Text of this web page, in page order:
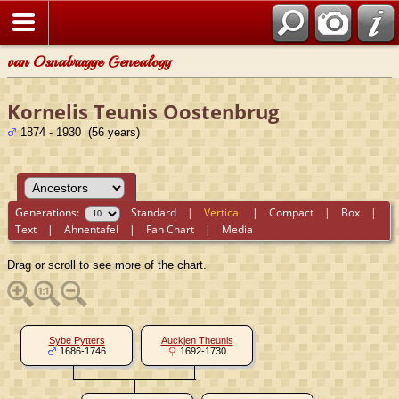
van Osnabrugge Genealogy
Kornelis Teunis Oostenbrug
1874 - 1930 (56 years)
Generations: Standard |Vertical |Compact | Box |
Text |Ahnentafel | Fan Chart | Media
Drag or scroll to see more of the chart.
Sybe Pytters
1686-1746
Auckjen Theunis
1692-1730